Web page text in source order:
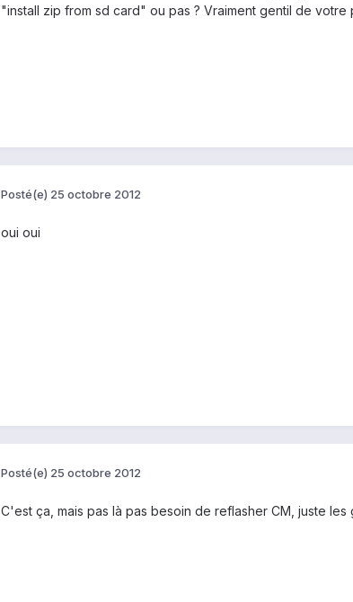
"install zip from sd card" ou pas ? Vraiment gentil de
Posté(e) 25 octobre 2012
oui oui
Posté(e) 25 octobre 2012
C'est ça, mais pas là pas besoin de reflasher CM, juste les